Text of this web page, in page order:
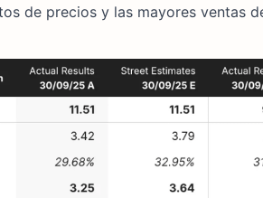
de precios y las mayores ventas